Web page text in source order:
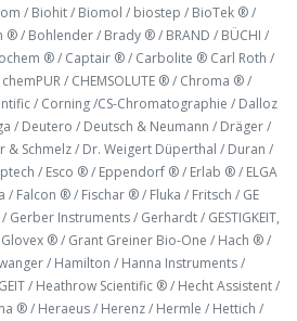
/ Biohit / Biomol / biostep / BioTek ® /
® / Bohlender / Brady ® / BRAND / BÜCHI /
® / Captair ® / Carbolite ® Carl Roth /
/ CHEMSOLUTE ® / Chroma ® /
/ Corning /CS-Chromatographie / Dalloz
/ Deutero / Deutsch & Neumann / Dräger /
& Schmelz / Dr. Weigert Düperthal / Duran /
/ Esco ® / Eppendorf ® / Erlab ® / ELGA
/ Falcon ® / Fischar ® / Fluka / Fritsch / GE
Instruments / Gerhardt / GESTIGKEIT,
Glovex ® / Grant Greiner Bio-One / Hach ® /
/ Hamilton / Hanna Instruments /
/ Heathrow Scientific ® / Hecht Assistent /
® / Heraeus / Herenz / Hermle / Hettich /